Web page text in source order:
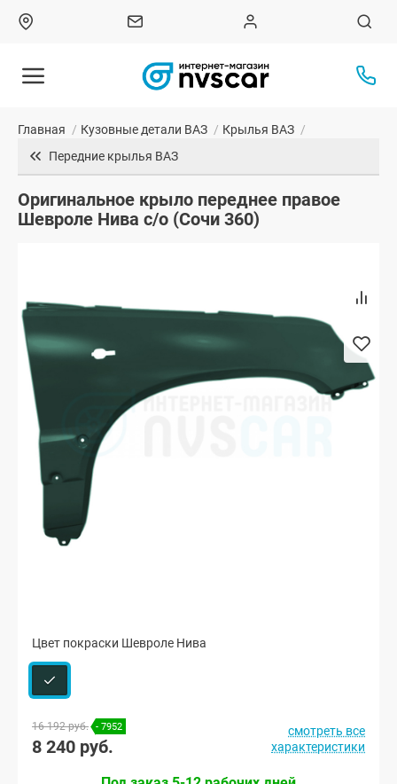
Главная / Кузовные детали ВАЗ / Крылья ВАЗ /
Передние крылья ВАЗ
Оригинальное крыло переднее правое
Шевроле Нива с/о (Сочи 360)
Цвет покраски Шевроле Нива
16 192 руб. - 7952
8 240 руб.
смотреть все
характеристики